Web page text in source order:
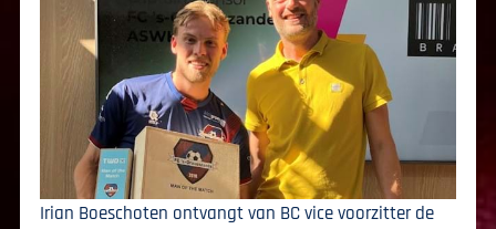
Irian Boeschoten ontvangt van BC vice voorzitter de